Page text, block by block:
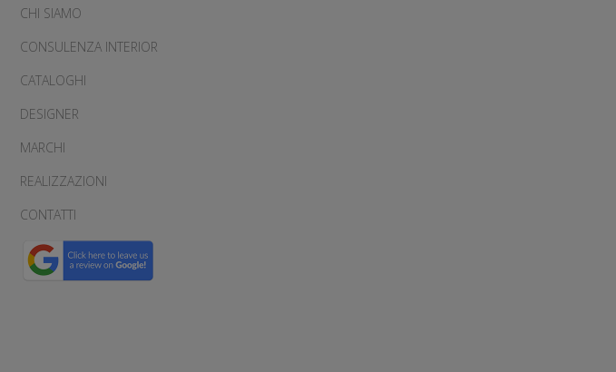
CHI SIAMO
CONSULENZA INTERIOR
CATALOGHI
DESIGNER
MARCHI
REALIZZAZIONI
CONTATTI